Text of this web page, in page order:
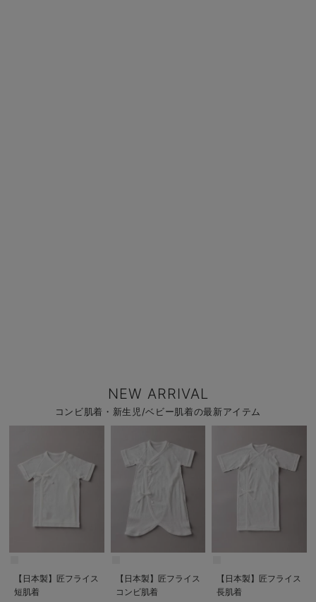
NEW ARRIVAL
コンビ肌着・新生児/ベビー肌着の最新アイテム
【日本製】匠フライス
短肌着
【日本製】匠フライス
コンビ肌着
【日本製】匠フライス
長肌着